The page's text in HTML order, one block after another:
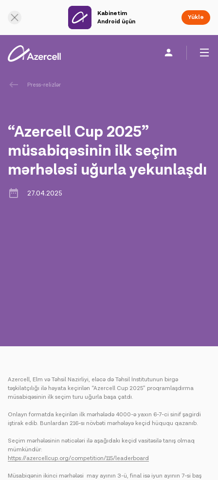
Kabinetim
Android üçün
Yüklə
Fərdi
Korporativ Sosial Məsuliyyət
Dayanıqlılıq
Karyera
Press-relizlər
“Azercell Cup 2025”
müsabiqəsinin ilk seçim
mərhələsi uğurla yekunlaşdı
27.04.2025
Azercell, Elm və Təhsil Nazirliyi, eləcə də Təhsil İnstitutunun birgə
təşkilatçılığı ilə həyata keçirilən “Azercell Cup 2025” proqramlaşdırma
müsabiqəsinin ilk seçim turu uğurla başa çatdı.
Onlayn formatda keçirilən ilk mərhələdə 4000-ə yaxın 6-7-ci sinif şagirdi
iştirak edib. Bunlardan 216-sı növbəti mərhələyə keçid hüququ qazanıb.
Seçim mərhələsinin nəticələri ilə aşağıdakı keçid vasitəsilə tanış olmaq
mümkündür:
https://azercellcup.org/competition/115/leaderboard
Müsabiqənin ikinci mərhələsi may ayının 3-ü, final isə iyun ayının 7-si baş
Onlayn dəstək